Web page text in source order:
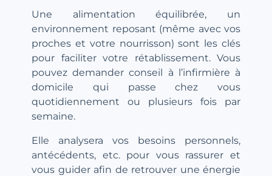
Une alimentation équilibrée, un
environnement reposant (même avec vos
proches et votre nourrisson) sont les clés
pour faciliter votre rétablissement. Vous
pouvez demander conseil à l’infirmière à
domicile qui passe chez vous
quotidiennement ou plusieurs fois par
semaine.
Elle analysera vos besoins personnels,
antécédents, etc. pour vous rassurer et
vous guider afin de retrouver une énergie